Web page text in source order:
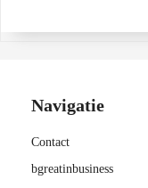
Navigatie
Contact
bgreatinbusiness